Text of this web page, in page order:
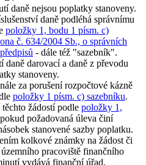
daně nejsou poplatky stanoveny.
daně podléhá správnímu
položky 1, bodu 1 písm. c)
č. 634/2004 Sb., o správních
- dále též "sazebník".
darovací a daně z převodu
stanoveny.
za porušení rozpočtové kázně
položky 1 písm. c) sazebníku.
žádostí podle položky 1,
požadovaná úleva činí
stanovené sazby poplatku.
kolkové známky na žádost či
pracoviště finančního
vydává finanční úřad.